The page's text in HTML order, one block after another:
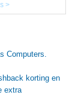
>
Computers.
korting en
extra